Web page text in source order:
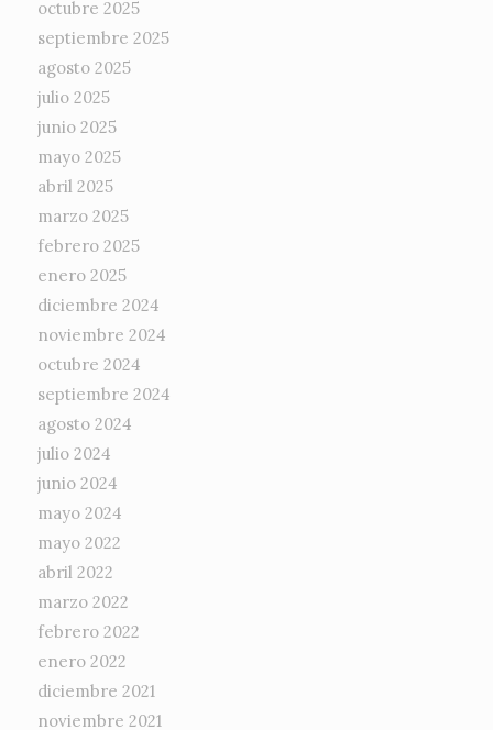
octubre 2025
septiembre 2025
agosto 2025
julio 2025
junio 2025
mayo 2025
abril 2025
marzo 2025
febrero 2025
enero 2025
diciembre 2024
noviembre 2024
octubre 2024
septiembre 2024
agosto 2024
julio 2024
junio 2024
mayo 2024
mayo 2022
abril 2022
marzo 2022
febrero 2022
enero 2022
diciembre 2021
noviembre 2021